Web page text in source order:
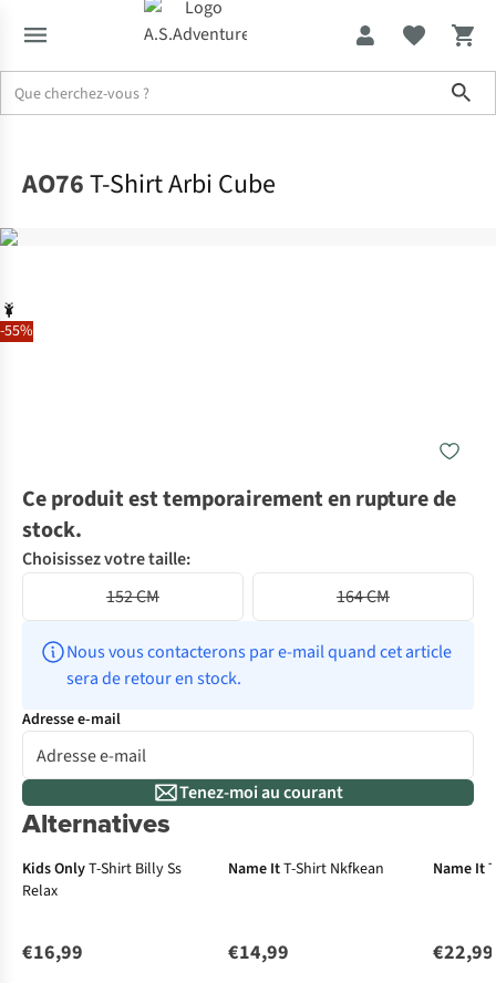
-55%
AO76T-Shirt Arbi Cube
Ce produit est temporairement en rupture de
stock.
Choisissez votre taille:
152 CM
164 CM
Nous vous contacterons par e-mail quand cet article
sera de retour en stock.
Adresse e-mail
Tenez-moi au courant
Alternatives
Kids OnlyT-Shirt Billy Ss
Relax
€16,99
Name ItT-Shirt Nkfkean
€14,99
Name It
€22,99